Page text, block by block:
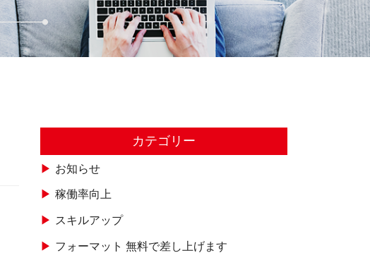
カテゴリー
お知らせ
稼働率向上
スキルアップ
フォーマット 無料で差し上げます